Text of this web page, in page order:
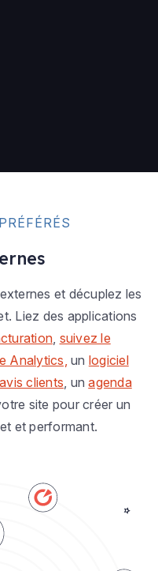
et décuplez les
Liez des applications
, suivez le
Analytics, un logiciel
clients, unagenda
site pour créer un
et performant.